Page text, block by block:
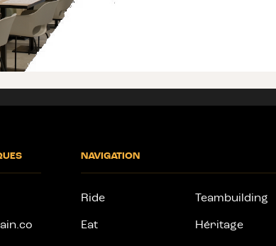
NAVIGATION
Ride
Eat
Teambuilding
Héritage